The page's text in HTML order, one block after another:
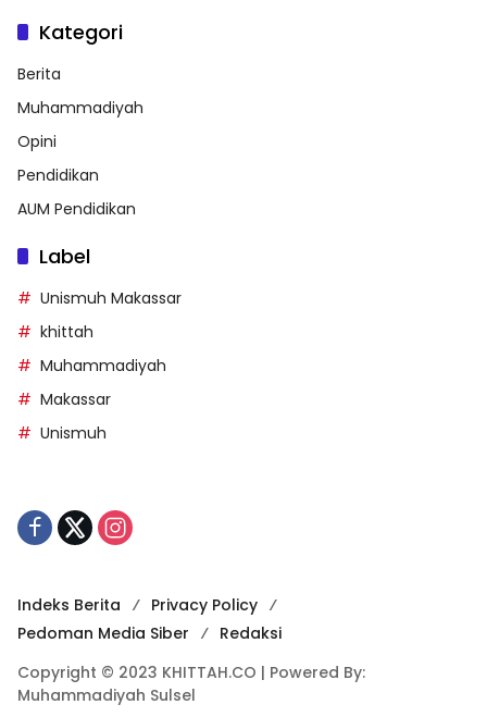
Kategori
Berita
Muhammadiyah
Opini
Pendidikan
AUM Pendidikan
Label
Unismuh Makassar
khittah
Muhammadiyah
Makassar
Unismuh
Indeks Berita
Privacy Policy
Pedoman Media Siber
Redaksi
Copyright © 2023 KHITTAH.CO | Powered By:
Muhammadiyah Sulsel